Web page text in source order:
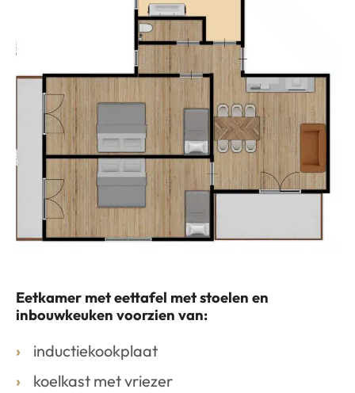
Eetkamer met eettafel met stoelen en
inbouwkeuken voorzien van:
inductiekookplaat
koelkast met vriezer